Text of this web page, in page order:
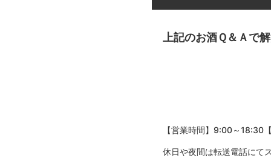
上記のお酒Ｑ＆Ａで
【営業時間】9:00～18:30
休日や夜間は転送電話にて